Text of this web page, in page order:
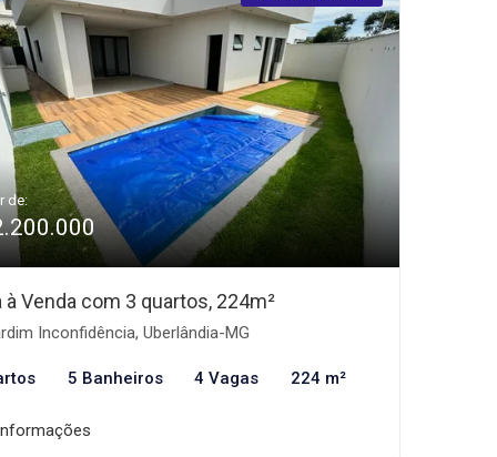
de:
à Venda com 3 quartos, 224m²
Inconfidência, Uberlândia-MG
5 Banheiros 4 Vagas 224 m²